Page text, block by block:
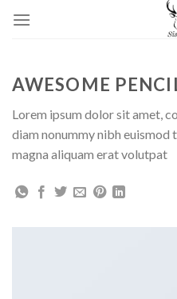
AWESOME
Lorem ipsum dolor sit amet,
diam nonummy nibh
magna aliquam erat volutpat